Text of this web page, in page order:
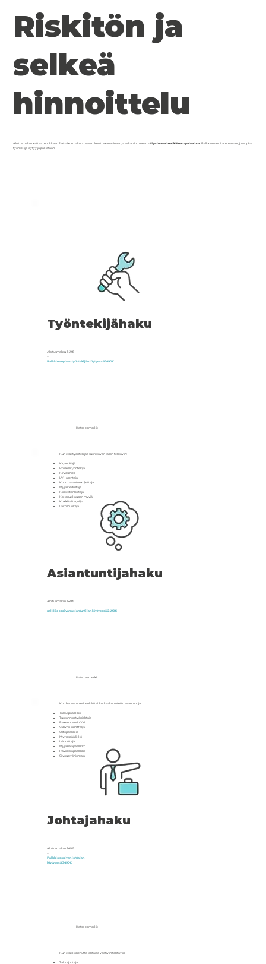
Riskitön ja
selkeä
hinnoittelu
Aloitusmaksu kattaa tehokkaan 2–4 viikon hakuprosessin ilmoituskanavineen ja esikarsintoineen –täysin avaimet käteen -palveluna . Palkkion veloitamme vain, jos sopiva
työntekijä löytyy ja palkataan.
Työntekijähaku
Aloitusmaksu 349€
+
Palkkio sopivan työntekijän löytyessä 1490€
Katso esimerkit
Kun etsit työntekijää suorittavan tason tehtäviin:
Kirjanpitäjä
Prosessityöntekijä
Kirvesmies
LVI-asentaja
Kuorma-autonkuljettaja
Myyntiedustaja
Kiinteistönhoitaja
Kokenut kaupan myyjä
Kokki tai tarjoilija
Laitoshuoltaja
Asiantuntijahaku
Aloitusmaksu 349€
+
palkkio sopivan asiantuntijan löytyessä 2490€
Katso esimerkit
​Kun haussa on esihenkilö tai korkeakoulutettu asiantuntija:
Talouspäällikkö
Tuotannon työnjohtaja
Rakennusinsinööri
Sähkösuunnittelija
Ostopäällikkö
Myyntipäällikkö
Isännöitsijä
Myymäläpäällikkö
Ravintolapäällikkö
Siivoustyönjohtaja
Johtajahaku
Aloitusmaksu 349€
+
Palkkio sopivan johtajan
löytyessä 3490€
Katso esimerkit
​Kun etsit kokenutta johtajaa vaativiin tehtäviin:
Talousjohtaja